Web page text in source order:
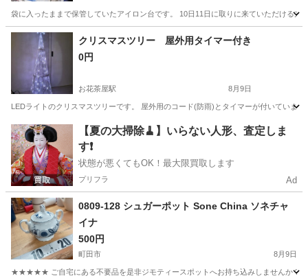
袋に入ったままで保管していたアイロン台です。 10日11日に取りに来ていただける方
東京 豊島区 北池袋駅 家庭用品
クリスマスツリー 屋外用タイマー付き
0円
お花茶屋駅 8月9日
LEDライトのクリスマスツリーです。 屋外用のコード(防雨)とタイマーが付いていま
東京 葛飾区 お花茶屋駅 年中行事用品
【夏の大掃除🧹】いらない人形、査定しま
す❗️
状態が悪くてもOK！最大限買取します
プリフラ Ad
0809-128 シュガーポット Sone China ソネチャ
イナ
500円
町田市 8月9日
★★★★★ ご自宅にある不要品を是非ジモティースポットへお持ち込みしませんか？